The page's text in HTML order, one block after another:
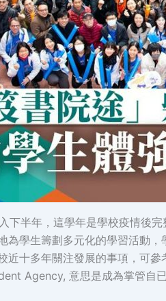
半年，這學年是學校疫情後
為學生籌劃多元化的學習活動
近十多年關注發展的事項，可
Agency, 意思是成為掌管自